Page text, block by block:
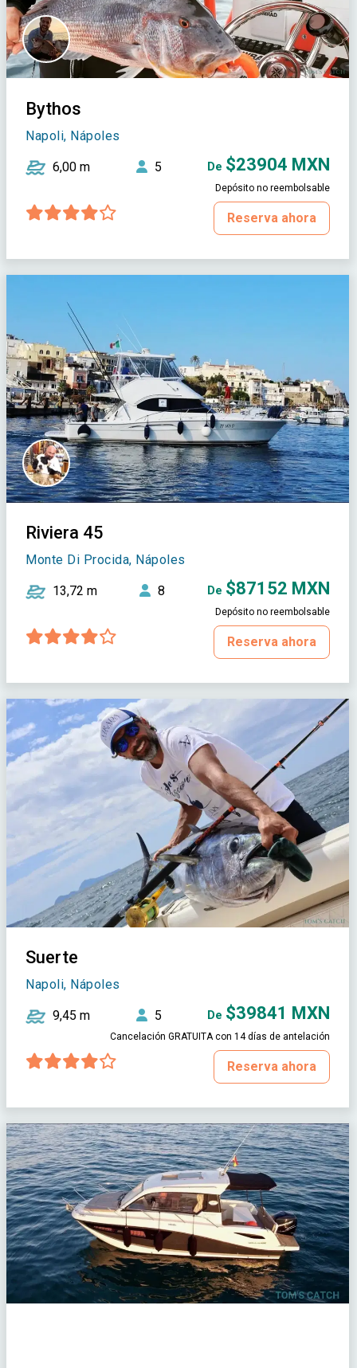
Bythos
Napoli, Nápoles
6,00 m 5 De $23904 MXN
Depósito no reembolsable
Reserva ahora
Riviera 45
Monte Di Procida, Nápoles
13,72 m 8 De $87152 MXN
Depósito no reembolsable
Reserva ahora
Suerte
Napoli, Nápoles
9,45 m 5 De $39841 MXN
Cancelación GRATUITA con 14 días de antelación
Reserva ahora